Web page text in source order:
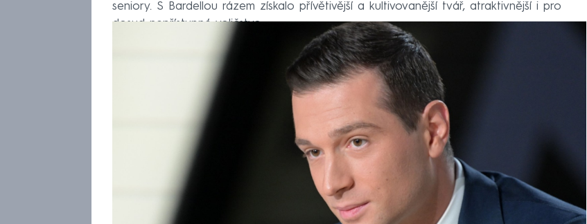
seniory. S Bardellou rázem získalo přívětivější a kultivovanější tvář, atraktivnější i pro
dosud nepřístupné voličstvo.